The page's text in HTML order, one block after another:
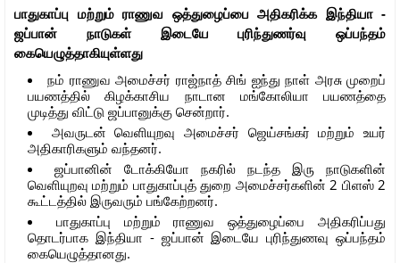
பாதுகாப்பு மற்றும் ராணுவ ஒத்துழைப்பை அதிகரிக்க இந்தியா -
ஜப்பான் நாடுகள் இடையே புரிந்துணர்வு ஒப்பந்தம்
கையெழுத்தாகியுள்ளது
நம் ராணுவ அமைச்சர் ராஜ்நாத் சிங் ஐந்து நாள் அரசு முறைப்
பயணத்தில் கிழக்காசிய நாடான மங்கோலியா பயணத்தை
முடித்து விட்டு ஜப்பானுக்கு சென்றார்.
அவருடன் வெளியுறவு அமைச்சர் ஜெய்சங்கர் மற்றும் உயர்
அதிகாரிகளும் வந்தனர்.
ஜப்பானின் டோக்கியோ நகரில் நடந்த இரு நாடுகளின்
வெளியுறவு மற்றும் பாதுகாப்புத் துறை அமைச்சர்களின் 2 பிளஸ் 2
கூட்டத்தில் இருவரும் பங்கேற்றனர்.
பாதுகாப்பு மற்றும் ராணுவ ஒத்துழைப்பை அதிகரிப்பது
தொடர்பாக இந்தியா - ஜப்பான் இடையே புரிந்துணவு ஒப்பந்தம்
கையெழுத்தானது.